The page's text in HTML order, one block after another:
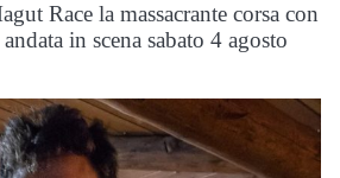
Race la massacrante corsa con
in scena sabato 4 agosto